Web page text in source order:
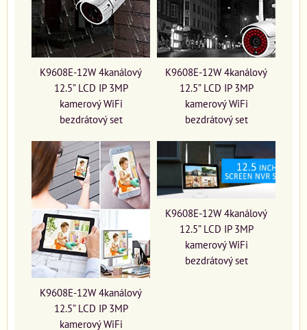
K9608E-12W 4kanálový
12.5” LCD IP 3MP
kamerový WiFi
bezdrátový set
K9608E-12W 4kanálový
12.5” LCD IP 3MP
kamerový WiFi
bezdrátový set
K9608E-12W 4kanálový
12.5” LCD IP 3MP
kamerový WiFi
K9608E-12W 4kanálový
12.5” LCD IP 3MP
kamerový WiFi
bezdrátový set